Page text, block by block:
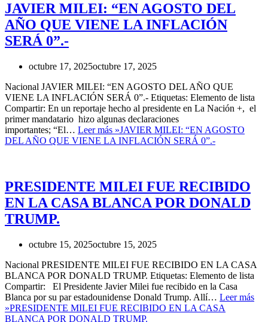
JAVIER MILEI: “EN AGOSTO DEL
AÑO QUE VIENE LA INFLACIÓN
SERÁ 0”.-
octubre 17, 2025octubre 17, 2025
Nacional JAVIER MILEI: “EN AGOSTO DEL AÑO QUE
VIENE LA INFLACIÓN SERÁ 0”.- Etiquetas: Elemento de lista
Compartir: En un reportaje hecho al presidente en La Nación +, el
primer mandatario hizo algunas declaraciones
importantes; “El… Leer más »JAVIER MILEI: “EN AGOSTO
DEL AÑO QUE VIENE LA INFLACIÓN SERÁ 0”.-
PRESIDENTE MILEI FUE RECIBIDO
EN LA CASA BLANCA POR DONALD
TRUMP.
octubre 15, 2025octubre 15, 2025
Nacional PRESIDENTE MILEI FUE RECIBIDO EN LA CASA
BLANCA POR DONALD TRUMP. Etiquetas: Elemento de lista
Compartir: El Presidente Javier Milei fue recibido en la Casa
Blanca por su par estadounidense Donald Trump. Allí… Leer más
»PRESIDENTE MILEI FUE RECIBIDO EN LA CASA
BLANCA POR DONALD TRUMP.